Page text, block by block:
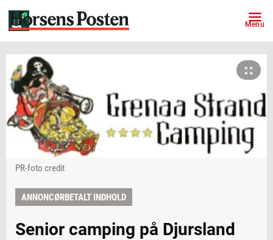
Menu
PR-foto credit
ANNONCØRBETALT INDHOLD
Senior camping på Djursland